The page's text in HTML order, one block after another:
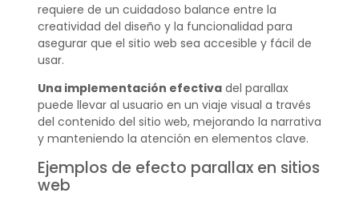
requiere de un cuidadoso balance entre la
creatividad del diseño y la funcionalidad para
asegurar que el sitio web sea accesible y fácil de
usar.
Una implementación efectivadel parallax
puede llevar al usuario en un viaje visual a través
del contenido del sitio web, mejorando la narrativa
y manteniendo la atención en elementos clave.
Ejemplos de efecto parallax en sitios
web